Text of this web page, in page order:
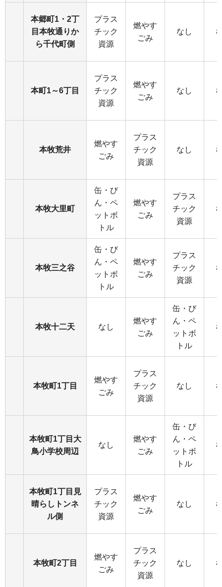
本郷町1・2丁
目本牧通りか
ら千代町側
プラス
チック
資源
燃やす
ごみ
なし
本町1～6丁目
プラス
チック
資源
燃やす
ごみ
なし
本牧荒井
燃やす
ごみ
プラス
チック
資源
なし
本牧大里町
缶・び
ん・ペ
ットボ
トル
燃やす
ごみ
プラス
チック
資源
本牧三之谷
缶・び
ん・ペ
ットボ
トル
燃やす
ごみ
プラス
チック
資源
本牧十二天 なし
燃やす
ごみ
缶・び
ん・ペ
ットボ
トル
本牧町1丁目
燃やす
ごみ
プラス
チック
資源
なし
本牧町1丁目大
鳥小学校周辺
なし
燃やす
ごみ
缶・び
ん・ペ
ットボ
トル
本牧町1丁目見
晴らしトンネ
ル側
プラス
チック
資源
燃やす
ごみ
なし
本牧町2丁目
燃やす
ごみ
プラス
チック
資源
なし